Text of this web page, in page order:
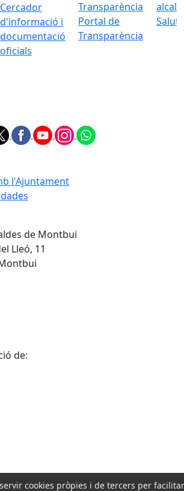
Cercador
d'informació i
documentació
oficials
Portal de
Transparència
l'Ajuntament
de Montbui
Lleó, 11
de:
cookies pròpies i de tercers per